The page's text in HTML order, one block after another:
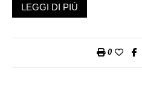
«custodiale» nei confronti dei
mentalità tradizionale è
parlato con Dieter Schürch,
LEGGI DI PIÙ
0